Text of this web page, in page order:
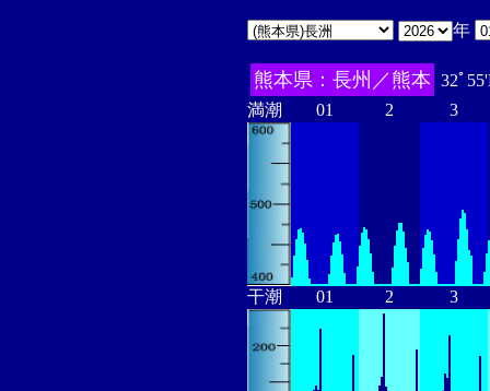
年
熊本県：長州／熊本 32ﾟ
満潮
01 2 3
干潮 01 2 3